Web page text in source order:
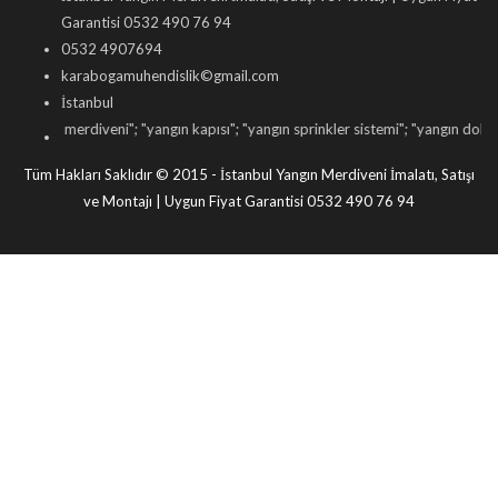
Garantisi 0532 490 76 94
0532 4907694
karabogamuhendislik©gmail.com
İstanbul
merdiveni"; "yangın kapısı"; "yangın sprinkler sistemi "; "yangın dolabı satışı
Tüm Hakları Saklıdır © 2015 - İstanbul Yangın Merdiveni İmalatı, Satışı
ve Montajı | Uygun Fiyat Garantisi 0532 490 76 94